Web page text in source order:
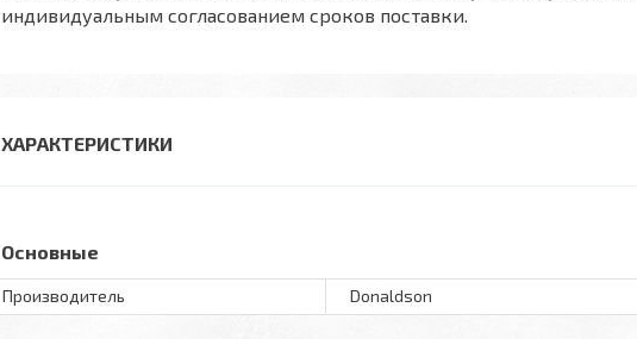
индивидуальным согласованием сроков поставки.
ХАРАКТЕРИСТИКИ
Основные
Производитель Donaldson